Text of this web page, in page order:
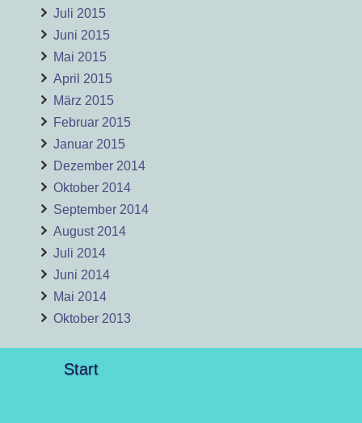
Juli 2015
Juni 2015
Mai 2015
April 2015
März 2015
Februar 2015
Januar 2015
Dezember 2014
Oktober 2014
September 2014
August 2014
Juli 2014
Juni 2014
Mai 2014
Oktober 2013
Start